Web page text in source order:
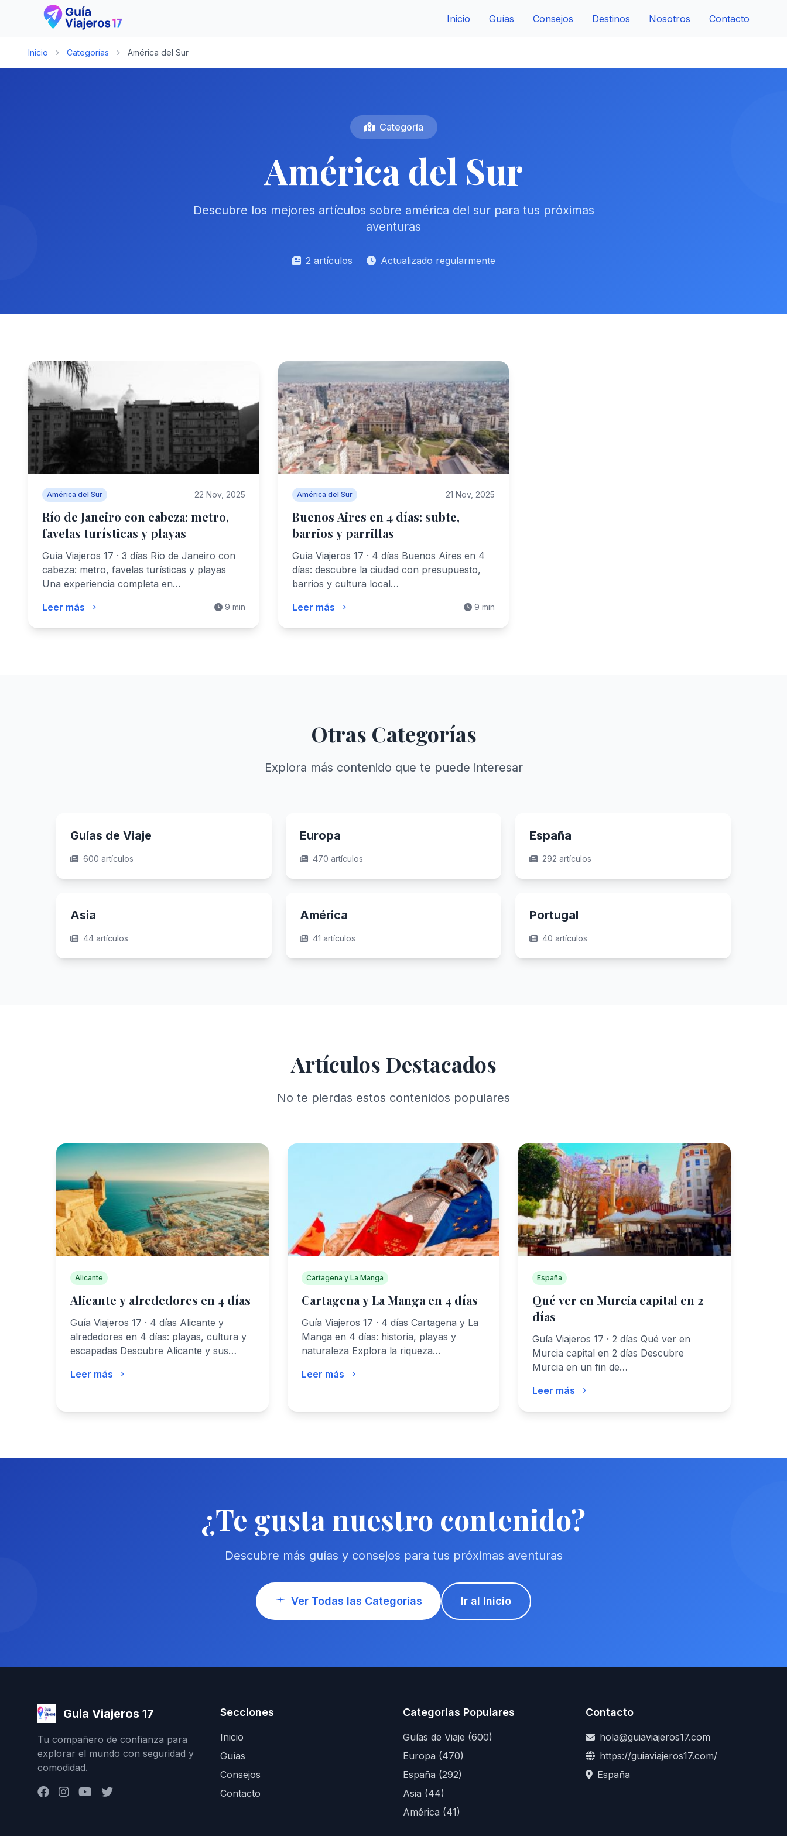
Inicio Guías Consejos Destinos Nosotros Contacto
Inicio Categorías América del Sur
Categoría
América del Sur
Descubre los mejores artículos sobre américa del sur para tus próximas
aventuras
2 artículos Actualizado regularmente
América del Sur 22 Nov, 2025
Río de Janeiro con cabeza: metro,
favelas turísticas y playas
Guía Viajeros 17 · 3 días Río de Janeiro con
cabeza: metro, favelas turísticas y playas
Una experiencia completa en…
Leer más
9 min
América del Sur 21 Nov, 2025
Buenos Aires en 4 días: subte,
barrios y parrillas
Guía Viajeros 17 · 4 días Buenos Aires en 4
días: descubre la ciudad con presupuesto,
barrios y cultura local…
Leer más
9 min
Otras Categorías
Explora más contenido que te puede interesar
Guías de Viaje
600 artículos
Europa
470 artículos
España
292 artículos
Asia
44 artículos
América
41 artículos
Portugal
40 artículos
Artículos Destacados
No te pierdas estos contenidos populares
Alicante
Alicante y alrededores en 4 días
Guía Viajeros 17 · 4 días Alicante y
alrededores en 4 días: playas, cultura y
escapadas Descubre Alicante y sus…
Leer más
Cartagena y La Manga
Cartagena y La Manga en 4 días
Guía Viajeros 17 · 4 días Cartagena y La
Manga en 4 días: historia, playas y
naturaleza Explora la riqueza…
Leer más
España
Qué ver en Murcia capital en 2
días
Guía Viajeros 17 · 2 días Qué ver en
Murcia capital en 2 días Descubre
Murcia en un fin de…
Leer más
¿Te gusta nuestro contenido?
Descubre más guías y consejos para tus próximas aventuras
Ver Todas las Categorías Ir al Inicio
Guia Viajeros 17
Tu compañero de confianza para
explorar el mundo con seguridad y
comodidad.
Secciones
Inicio
Guías
Consejos
Contacto
Categorías Populares
Guías de Viaje (600)
Europa (470)
España (292)
Asia (44)
América (41)
Contacto
hola@guiaviajeros17.com
https://guiaviajeros17.com/
España